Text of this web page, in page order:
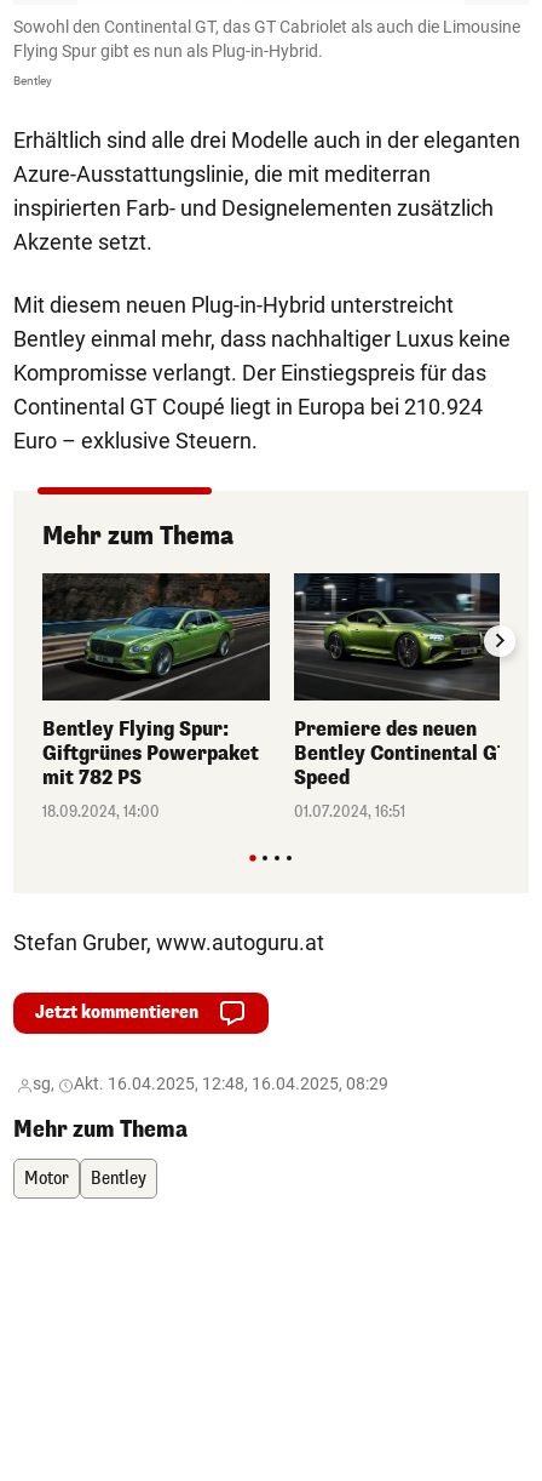
Sowohl den Continental GT, das GT Cabriolet als auch die Limousine
Flying Spur gibt es nun als Plug-in-Hybrid.
Bentley
Erhältlich sind alle drei Modelle auch in der eleganten
Azure-Ausstattungslinie, die mit mediterran
inspirierten Farb- und Designelementen zusätzlich
Akzente setzt.
Mit diesem neuen Plug-in-Hybrid unterstreicht
Bentley einmal mehr, dass nachhaltiger Luxus keine
Kompromisse verlangt. Der Einstiegspreis für das
Continental GT Coupé liegt in Europa bei 210.924
Euro – exklusive Steuern.
Mehr zum Thema
Bentley Flying Spur:
Giftgrünes Powerpaket
mit 782 PS
18.09.2024, 14:00
Premiere des neuen
Bentley Continental GT
Speed
01.07.2024, 16:51
Stefan Gruber, www.autoguru.at
Jetzt kommentieren
sg, Akt. 16.04.2025, 12:48, 16.04.2025, 08:29
Mehr zum Thema
Motor Bentley